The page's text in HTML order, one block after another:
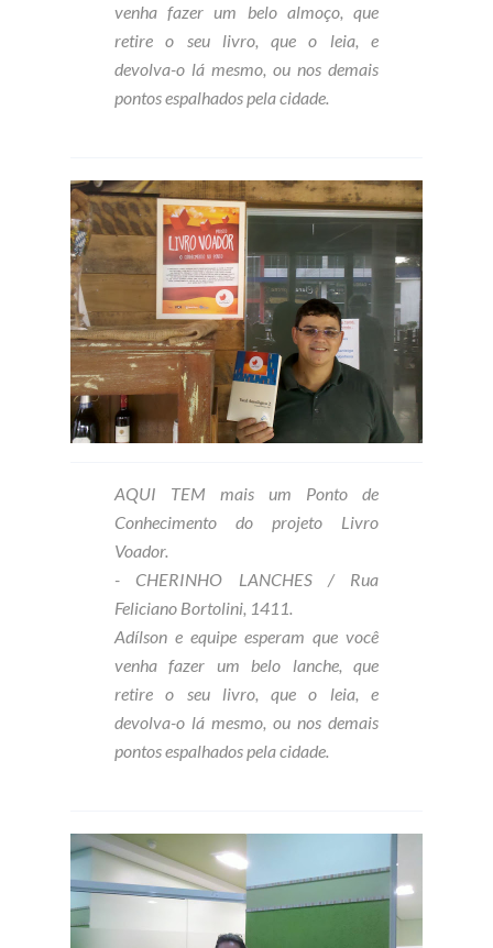
venha fazer um belo almoço, que
retire o seu livro, que o leia, e
devolva-o lá mesmo, ou nos demais
pontos espalhados pela cidade.
AQUI TEM mais um Ponto de
Conhecimento do projeto Livro
Voador.
- CHERINHO LANCHES / Rua
Feliciano Bortolini, 1411.
Adílson e equipe esperam que você
venha fazer um belo lanche, que
retire o seu livro, que o leia, e
devolva-o lá mesmo, ou nos demais
pontos espalhados pela cidade.